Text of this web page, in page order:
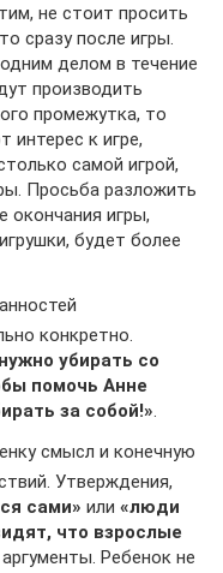
не стоит просить
сразу после игры.
делом в течение
производить
промежутка, то
интерес к игре,
самой игрой,
Просьба разложить
окончания игры,
будет более
конкретно.
убирать со
помочь Анне
за собой!».
смысл и конечную
Утверждения,
сами» или «люди
что взрослые
Ребенок не